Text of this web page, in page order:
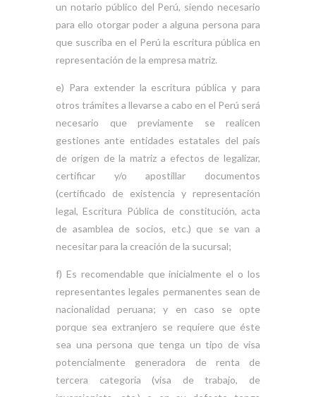
un notario público del Perú, siendo necesario
para ello otorgar poder a alguna persona para
que suscriba en el Perú la escritura pública en
representación de la empresa matriz.
e) Para extender la escritura pública y para
otros trámites a llevarse a cabo en el Perú será
necesario que previamente se realicen
gestiones ante entidades estatales del país
de origen de la matriz a efectos de legalizar,
certificar y/o apostillar documentos
(certificado de existencia y representación
legal, Escritura Pública de constitución, acta
de asamblea de socios, etc.) que se van a
necesitar para la creación de la sucursal;
f) Es recomendable que inicialmente el o los
representantes legales permanentes sean de
nacionalidad peruana; y en caso se opte
porque sea extranjero se requiere que éste
sea una persona que tenga un tipo de visa
potencialmente generadora de renta de
tercera categoría (visa de trabajo, de